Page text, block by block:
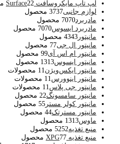
لپ تاپ مایکروسافت Surface
22 محصول
لوازم جانبی
3737 محصول
مادربرد
7070 محصول
مادربرد ایسوس
7070 محصول
مانیتور
4343 محصول
مانیتور ال جی 77 محصول
مانیتور ام اس آی 99 محصول
مانیتور ایسوس
1313 محصول
مانیتور ایکس‌ویژن
1 1 محصولات
مانیتور اینوورس
1 1 محصولات
مانیتور جی پلاس
1 1 محصولات
مانیتور سامسونگ 22 محصول
مانیتور کولر مستر
55 محصول
مانیتور مسترتک 44 محصول
ماوس
1313 محصول
منبع تغذیه
5252 محصول
منبع تغذیه XPG
77 محصول